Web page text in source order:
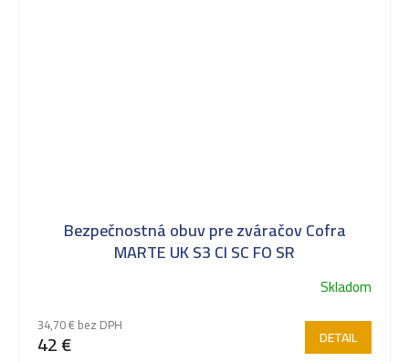
Bezpečnostná obuv pre zváračov Cofra
MARTE UK S3 CI SC FO SR
Skladom
34,70 € bez DPH
42 € DETAIL